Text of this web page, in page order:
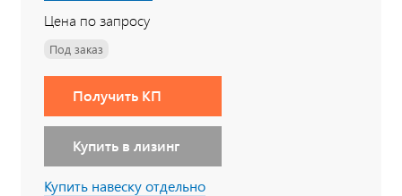
Цена по запросу
Под заказ
Получить КП
Купить в лизинг
Купить навеску отдельно